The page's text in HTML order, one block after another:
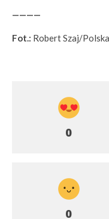
————
Fot.: Robert Szaj/
0
0